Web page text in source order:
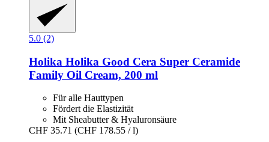
5.0 (2)
Holika Holika Good Cera Super Ceramide
Family Oil Cream, 200 ml
Für alle Hauttypen
Fördert die Elastizität
Mit Sheabutter & Hyaluronsäure
CHF 35.71 (CHF 178.55 / l)